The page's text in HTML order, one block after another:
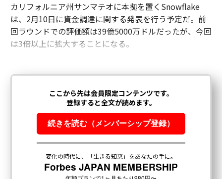
カリフォルニア州サンマテオに本拠を置くSnowflake
は、2月10日に資金調達に関する発表を行う予定だ。前
回ラウンドでの評価額は39億5000万ドルだったが、今回
は3倍以上に拡大することになる。